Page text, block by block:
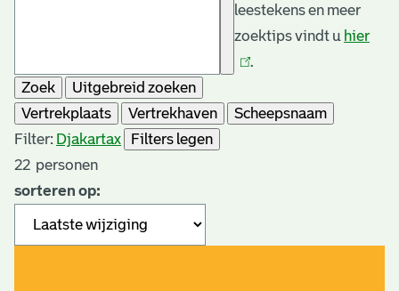
leestekens en meer
zoektips vindt u hier
.
Zoek
Uitgebreid zoeken
Vertrekplaats
Vertrekhaven
Scheepsnaam
Filter: Djakartax
Filters legen
22 personen
sorteren op: